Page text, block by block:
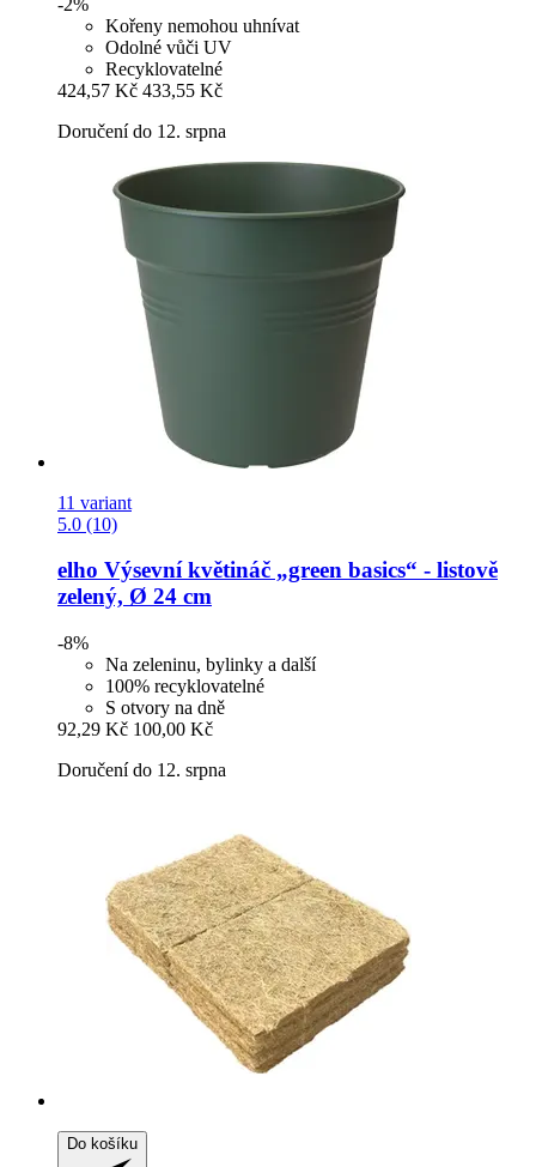
Kořeny nemohou uhnívat
Odolné vůči UV
Recyklovatelné
424,57 Kč 433,55 Kč
Doručení do 12. srpna
11 variant
5.0 (10)
elho Výsevní květináč „green basics“ -​ listově
zelený, Ø 24 cm
-8%
Na zeleninu, bylinky a další
100% recyklovatelné
S otvory na dně
92,29 Kč 100,00 Kč
Doručení do 12. srpna
Do košíku